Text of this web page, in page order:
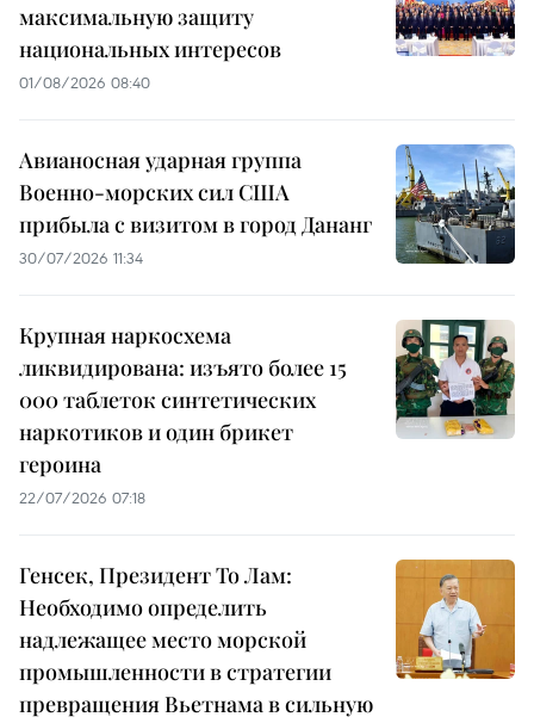
максимальную защиту
национальных интересов
01/08/2026 08:40
Авианосная ударная группа
Военно-морских сил США
прибыла с визитом в город Дананг
30/07/2026 11:34
Крупная наркосхема
ликвидирована: изъято более 15
000 таблеток синтетических
наркотиков и один брикет
героина
22/07/2026 07:18
Генсек, Президент То Лам:
Необходимо определить
надлежащее место морской
промышленности в стратегии
превращения Вьетнама в сильную